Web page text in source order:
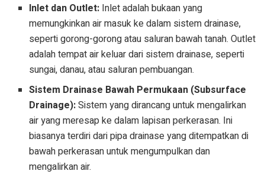
Inlet dan Outlet: Inlet adalah bukaan yang
memungkinkan air masuk ke dalam sistem drainase,
seperti gorong-gorong atau saluran bawah tanah. Outlet
adalah tempat air keluar dari sistem drainase, seperti
sungai, danau, atau saluran pembuangan.
Sistem Drainase Bawah Permukaan (Subsurface
Drainage):Sistem yang dirancang untuk mengalirkan
air yang meresap ke dalam lapisan perkerasan. Ini
biasanya terdiri dari pipa drainase yang ditempatkan di
bawah perkerasan untuk mengumpulkan dan
mengalirkan air.